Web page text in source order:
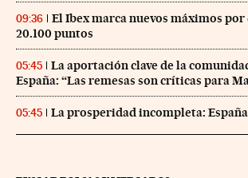
09:36
El Ibex marca nuevos máximos por
20.100 puntos
05:45
La aportación clave de la
España: “Las remesas son críticas para
05:45 La prosperidad incompleta: